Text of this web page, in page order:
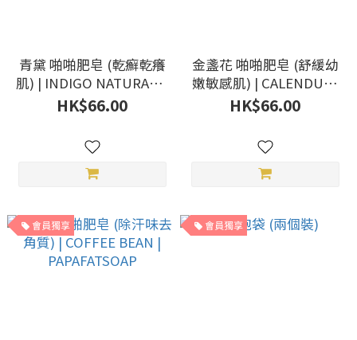
青黛 啪啪肥皂 (乾癬乾癢
肌) | INDIGO NATURALIS
| PAPAFATSOAP
HK$66.00
金盞花 啪啪肥皂 (舒緩幼
嫩敏感肌) | CALENDULA
OFFICINALIS |
PAPAFATSOAP
HK$66.00
會員獨享 會員獨享